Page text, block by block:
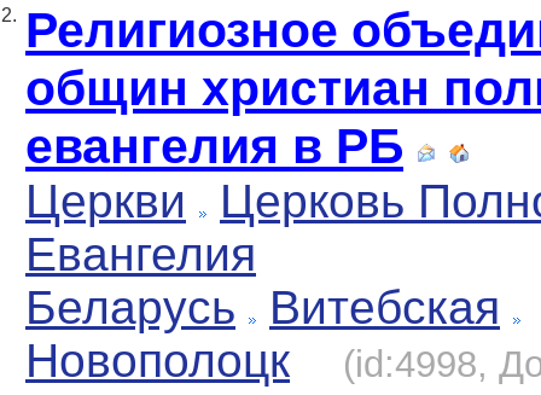
2. Религиозное
общин христиан
евангелия в РБ
Церкви
Церковь
Евангелия
Беларусь
Витебская
Новополоцк
(id:4998,